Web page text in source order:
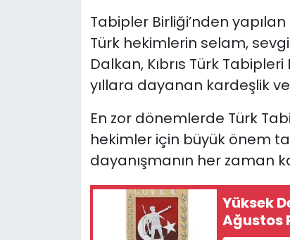
Tabipler Birliği’nden
Türk hekimlerin selam,
Dalkan, Kıbrıs Türk
yıllara dayanan kardeşlik
En zor dönemlerde Türk
hekimler için büyük önem
dayanışmanın her zaman
Yüksek
Ağustos
Video Galeri
Yazarlar